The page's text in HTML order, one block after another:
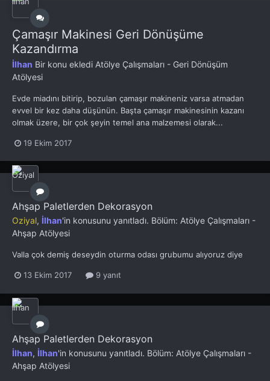
Çamaşır Makinesi Geri Dönüşüme
Kazandırma
İlhan Bir konu ekledi Atölye Çalışmaları - Geri Dönüşüm
Atölyesi
Evde miadını bitirip, bozulan çamaşır makineniz varsa atmadan
evvel bir kez daha düşünün. Başta çamaşır makinesinin kazanı
olmak üzere, bir çok şeyin temel ana malzemesi olarak...
19 Ekim 2017
Ahşap Paletlerden Dekorasyon
Oziyal, İlhan'in konusunu yanıtladı. Bölüm: Atölye Çalışmaları -
Ahşap Atölyesi
Valla çok demiş deseydin oturma odası grubumu alıyoruz diye
13 Ekim 2017 9 yanıt
Ahşap Paletlerden Dekorasyon
İlhan, İlhan'in konusunu yanıtladı. Bölüm: Atölye Çalışmaları -
Ahşap Atölyesi